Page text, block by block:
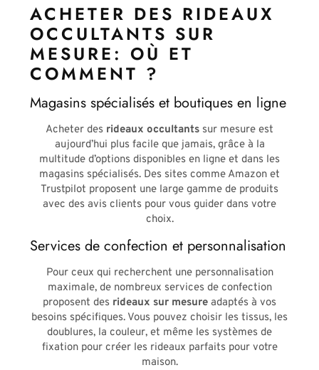
ACHETER DES RIDEAUX
OCCULTANTS SUR
MESURE: OÙ ET
COMMENT ?
Magasins spécialisés et boutiques en ligne
Acheter des rideaux occultants sur mesure est
aujourd’hui plus facile que jamais, grâce à la
multitude d’options disponibles en ligne et dans les
magasins spécialisés. Des sites comme Amazon et
Trustpilot proposent une large gamme de produits
avec des avis clients pour vous guider dans votre
choix.
Services de confection et personnalisation
Pour ceux qui recherchent une personnalisation
maximale, de nombreux services de confection
proposent des rideaux sur mesure adaptés à vos
besoins spécifiques. Vous pouvez choisir les tissus, les
doublures, la couleur, et même les systèmes de
fixation pour créer les rideaux parfaits pour votre
maison.